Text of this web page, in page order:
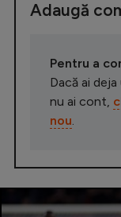
Adaugă
Pentru a
Dacă ai
nu ai cont,
nou